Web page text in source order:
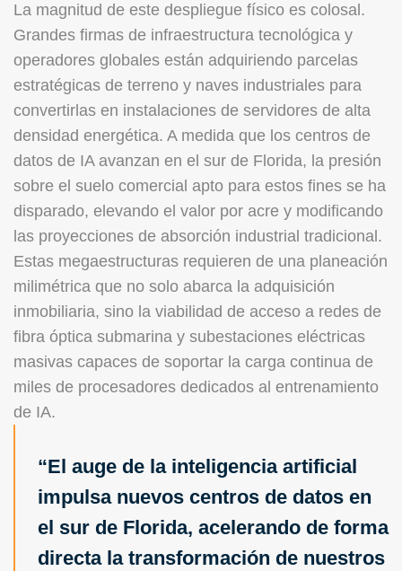
La magnitud de este despliegue físico es colosal.
Grandes firmas de infraestructura tecnológica y
operadores globales están adquiriendo parcelas
estratégicas de terreno y naves industriales para
convertirlas en instalaciones de servidores de alta
densidad energética. A medida que los centros de
datos de IA avanzan en el sur de Florida, la presión
sobre el suelo comercial apto para estos fines se ha
disparado, elevando el valor por acre y modificando
las proyecciones de absorción industrial tradicional.
Estas megaestructuras requieren de una planeación
milimétrica que no solo abarca la adquisición
inmobiliaria, sino la viabilidad de acceso a redes de
fibra óptica submarina y subestaciones eléctricas
masivas capaces de soportar la carga continua de
miles de procesadores dedicados al entrenamiento
de IA.
El auge de la inteligencia artificial
impulsa nuevos centros de datos en
el sur de Florida, acelerando de forma
directa la transformación de nuestros